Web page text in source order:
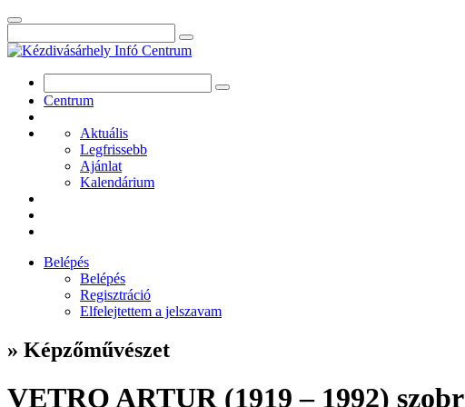
Centrum
Aktuális
Legfrissebb
Ajánlat
Kalendárium
Belépés
Belépés
Regisztráció
Elfelejtettem a jelszavam
» Képzőművészet
VETRO ARTUR (1919 – 1992)